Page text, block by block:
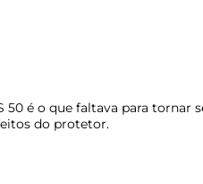
é o que faltava para
do protetor.